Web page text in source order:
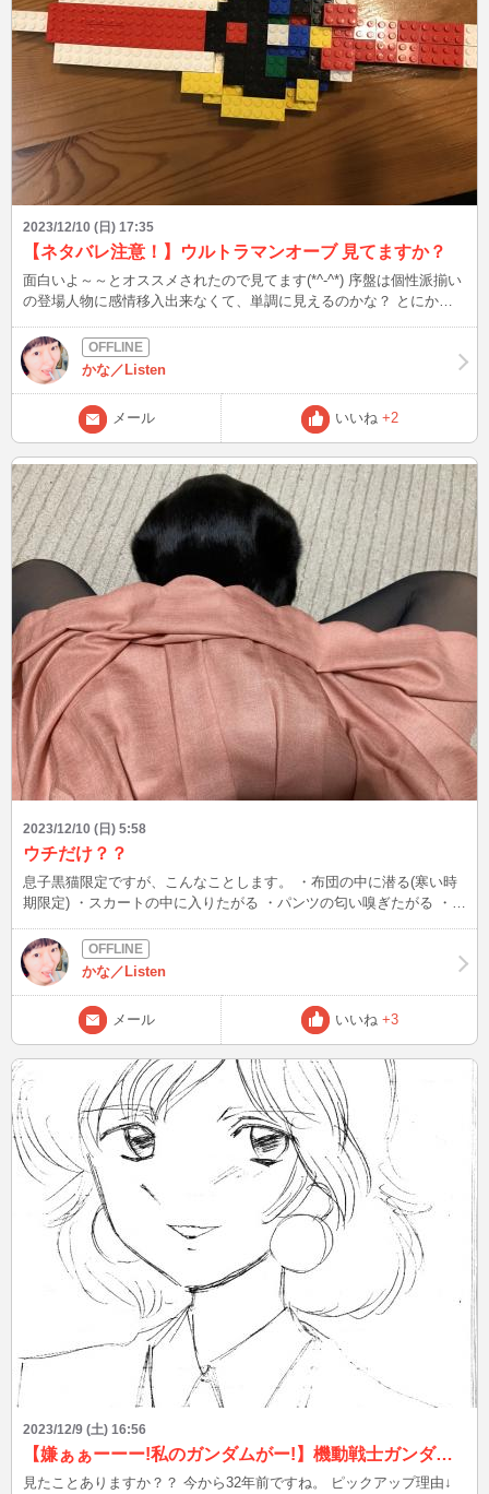
2023/12/10 (日) 17:35
【ネタバレ注意！】ウルトラマンオーブ 見てますか？
面白いよ～～とオススメされたので見てます(*^-^*) 序盤は個性派揃い
の登場人物に感情移入出来なくて、単調に見えるのかな？ とにかく
いですが、メインヒロインのママが登場する中盤から面白くなります
ね ！！ 主役の秘密…と言うか過去に何があったか明かされる過程が
「続き気になる！！」と興味を惹かれる(=ﾟωﾟ)ﾉ 過去作のウルトラマ
ンは正義=善、怪獣=悪でしたが、今作はどんな人にも光があれば闇も
展開！！！ 何より人間臭い一面があるから、共感を得やすいのかな
ぁ…と思うのですが 皆さんはどう思いますか？？？ 次は12/10(日)23
時15分頃～ 心せわしい年の暮れ、お体にお気をつけてお過ごしくだ
さい☆彡
かな／Listen
メール いいね +2
2023/12/10 (日) 5:58
ウチだけ？？
息子黒猫限定ですが、こんなことします。 ・布団の中に潜る(寒い時
期限定) ・スカートの中に入りたがる ・パンツの匂い嗅ぎたがる ・脱
→新品特有の匂いが気に入らない場合は、自分の匂いを付け直すため
に舐める。過去に1着びしょびしょになったことがあります 皆さん
は、心当たりありますか？？ 次は12/10(日)22時半頃～ 年末に向け
て、楽しい計画立ててくださいね^^
かな／Listen
メール いいね +3
2023/12/9 (土) 16:56
【嫌ぁぁーーー!私のガンダムがー!】機動戦士ガンダム0083 STARDUST MEMORY
見たことありますか？？ 今から32年前ですね。 ピックアップ理由↓